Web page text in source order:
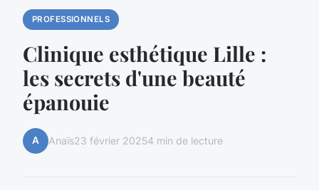
PROFESSIONNELS
Clinique esthétique Lille :
les secrets d'une beauté
épanouie
A Anaïs23 février 20254 min de lecture